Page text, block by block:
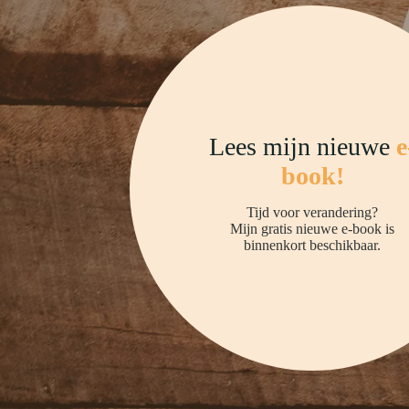
Lees mijn nieuwe
book!
Tijd voor verandering?
Mijn gratis nieuwe e-book is
binnenkort beschikbaar.